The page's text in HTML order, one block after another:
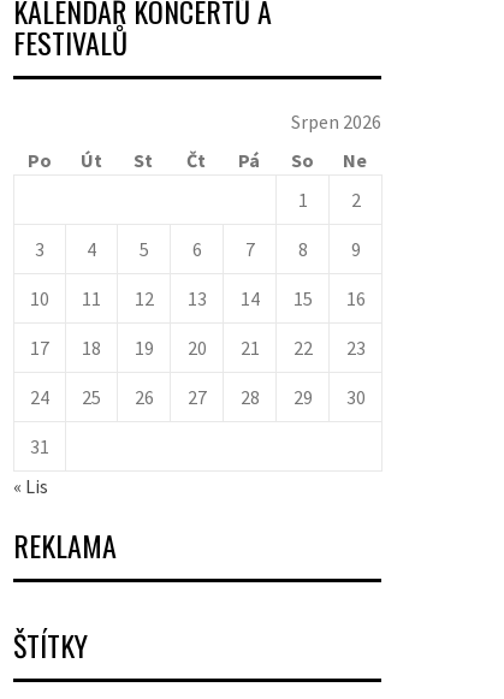
KALENDÁŘ KONCERTŮ A
FESTIVALŮ
Srpen 2026
Po
Út St Čt Pá So
Ne
1
2
3 4 5 6 7 8 9
10 11 12 13 14 15 16
17 18 19 20 21 22 23
24 25 26 27 28 29 30
31
« Lis
REKLAMA
ŠTÍTKY